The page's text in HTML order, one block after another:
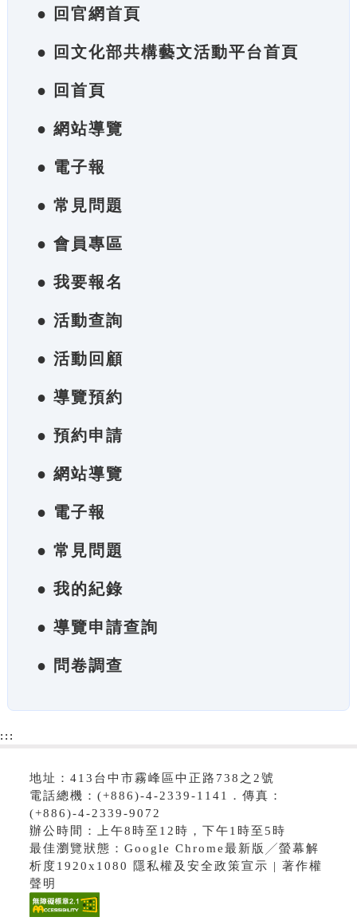
● 回官網首頁
● 回文化部共構藝文活動平台首頁
● 回首頁
● 網站導覽
● 電子報
● 常見問題
● 會員專區
● 我要報名
● 活動查詢
● 活動回顧
● 導覽預約
● 預約申請
● 網站導覽
● 電子報
● 常見問題
● 我的紀錄
● 導覽申請查詢
● 問卷調查
:::
地址：413台中市霧峰區中正路738之2號
電話總機：(+886)-4-2339-1141．傳真：
(+886)-4-2339-9072
辦公時間：上午8時至12時，下午1時至5時
最佳瀏覽狀態：Google Chrome最新版╱螢幕解
析度1920x1080 隱私權及安全政策宣示 | 著作權
聲明